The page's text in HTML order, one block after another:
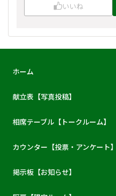
いいね
ホーム
献立表【写真投稿】
相席テーブル【トークルーム】
カウンター【投票・アンケート】
掲示板【お知らせ】